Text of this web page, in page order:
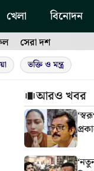
খেলা বিনোদন
সেরা দশ
ভক্তি ও মন্ত্র
আরও খবর